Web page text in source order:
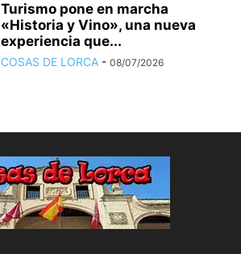
Turismo pone en marcha
«Historia y Vino», una nueva
experiencia que...
COSAS DE LORCA - 08/07/2026